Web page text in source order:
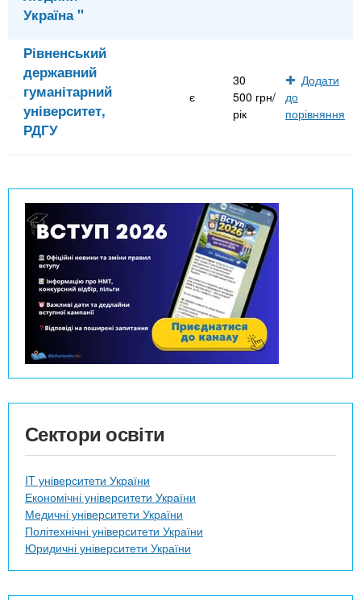
Україна "
Рівненський
державний
гуманітарний
університет,
РДГУ
є
30
500 грн/
рік
Додати
до
порівняння
Сектори освіти
IT університети України
Економічні університети України
Медичні університети України
Політехнічні університети України
Юридичні університети України